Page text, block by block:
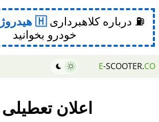
⛽ درباره کلاهبرداری
خودرو بخوانید
E-SCOOTER.CO
اعلان تعطیلی